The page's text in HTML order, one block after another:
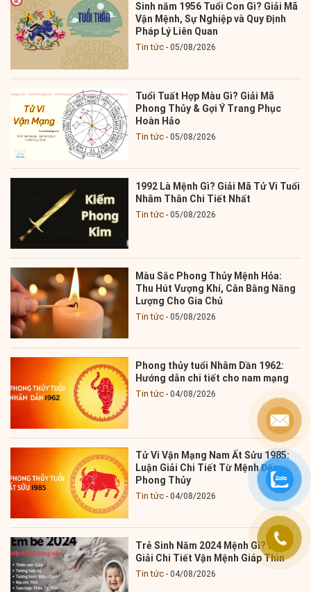
Sinh năm 1956 Tuổi Con Gì? Giải Mã
Vận Mệnh, Sự Nghiệp và Quy Định
Pháp Lý Liên Quan
Tin tức 05/08/2026
Tuổi Tuất Hợp Màu Gì? Giải Mã
Phong Thủy & Gợi Ý Trang Phục
Hoàn Hảo
Tin tức 05/08/2026
1992 Là Mệnh Gì? Giải Mã Tử Vi Tuổi
Nhâm Thân Chi Tiết Nhất
Tin tức 05/08/2026
Màu Sắc Phong Thủy Mệnh Hỏa:
Thu Hút Vượng Khí, Cân Bằng Năng
Lượng Cho Gia Chủ
Tin tức 05/08/2026
Phong thủy tuổi Nhâm Dần 1962:
Hướng dẫn chi tiết cho nam mạng
Tin tức 04/08/2026
Tử Vi Vận Mạng Nam Ất Sửu 1985:
Luận Giải Chi Tiết Từ Mệnh Đến
Phong Thủy
Tin tức 04/08/2026
Trẻ Sinh Năm 2024 Mệnh Gì? Luận
Giải Chi Tiết Vận Mệnh Giáp Thìn
Tin tức 04/08/2026